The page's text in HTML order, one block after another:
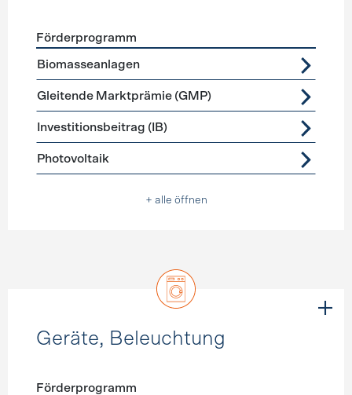
Förderprogramme
Förderprogramm
Biomasseanlagen
Gleitende Marktprämie (GMP)
Investitionsbeitrag (IB)
Photovoltaik
+ alle öffnen
Geräte, Beleuchtung
Förderprogramm